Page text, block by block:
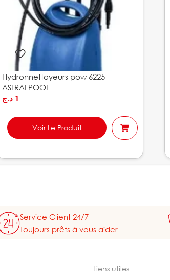
Hydronnettoyeurs pow 6225
ASTRALPOOL
1 د.ج
Voir Le Produit
Service Client 24/7
Toujours prêts à vous aider
Liens utiles